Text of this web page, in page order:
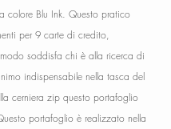
colore Blu Ink. Questo pratico
per 9 carte di credito,
soddisfa chi è alla ricerca di
indispensabile nella tasca del
cerniera zip questo portafoglio
portafoglio è realizzato nella